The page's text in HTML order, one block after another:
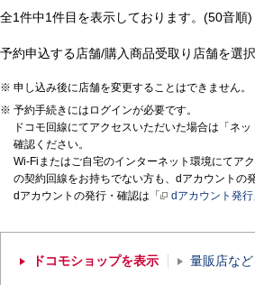
全1件中1件目を表示しております。(50音順)
予約申込する店舗/購入商品受取り店舗を選択
申し込み後に店舗を変更することはできません。
予約手続きにはログインが必要です。
ドコモ回線にてアクセスいただいた場合は「ネ
確認ください。
Wi-Fiまたはご自宅のインターネット環境にてア
の契約回線をお持ちでない方も、dアカウントの
dアカウントの発行・確認は「
dアカウント発行
ドコモショップを表示 量販店な